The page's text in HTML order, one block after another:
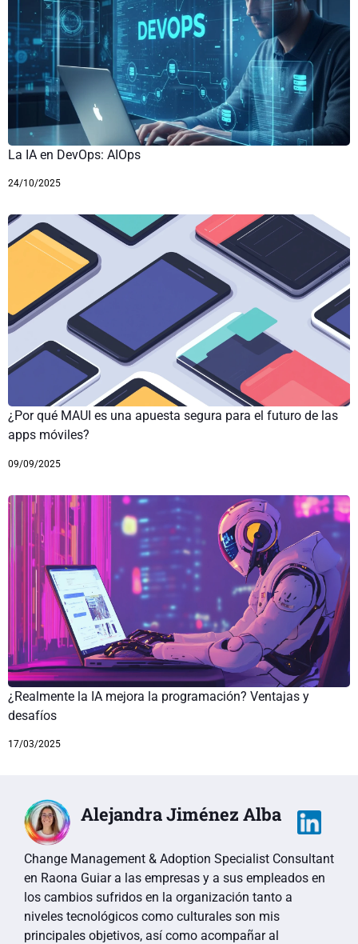
La IA en DevOps: AIOps
24/10/2025
¿Por qué MAUI es una apuesta segura para el futuro de las
apps móviles?
09/09/2025
¿Realmente la IA mejora la programación? Ventajas y
desafíos
17/03/2025
Alejandra Jiménez Alba
Change Management & Adoption Specialist Consultant
en Raona Guiar a las empresas y a sus empleados en
los cambios sufridos en la organización tanto a
niveles tecnológicos como culturales son mis
principales objetivos, así como acompañar al